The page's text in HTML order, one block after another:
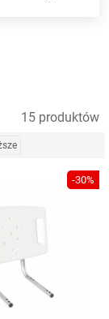
15 produktów
-30%